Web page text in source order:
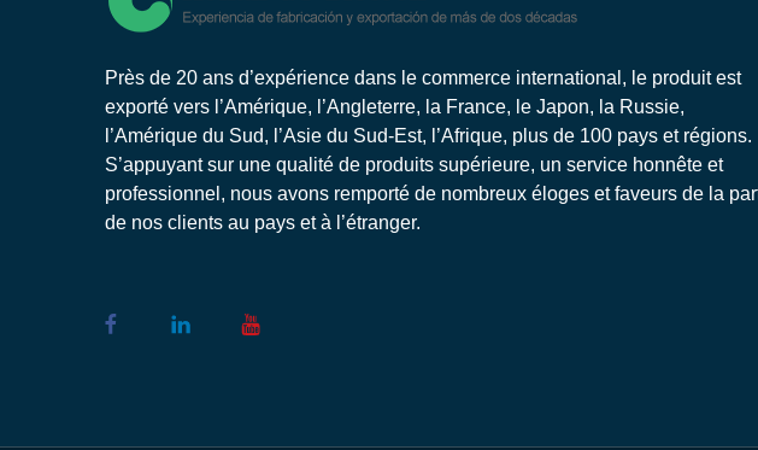
Près de 20 ans d’expérience dans le commerce international, le produit est
exporté vers l’Amérique, l’Angleterre, la France, le Japon, la Russie,
l’Amérique du Sud, l’Asie du Sud-Est, l’Afrique, plus de 100 pays et régions.
S’appuyant sur une qualité de produits supérieure, un service honnête et
professionnel, nous avons remporté de nombreux éloges et faveurs de la
de nos clients au pays et à l’étranger.